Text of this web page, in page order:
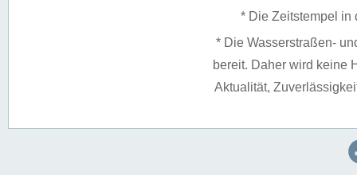
* Die Zeitstempel in
* Die Wasserstraßen-
bereit. Daher wird keine
Aktualität,